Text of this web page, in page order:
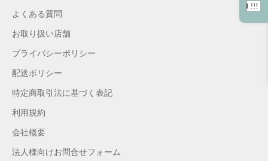
よくある質問
お取り扱い店舗
プライバシーポリシー
配送ポリシー
特定商取引法に基づく表記
利用規約
会社概要
法人様向けお問合せフォーム